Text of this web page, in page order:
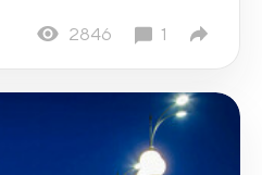
2846 1